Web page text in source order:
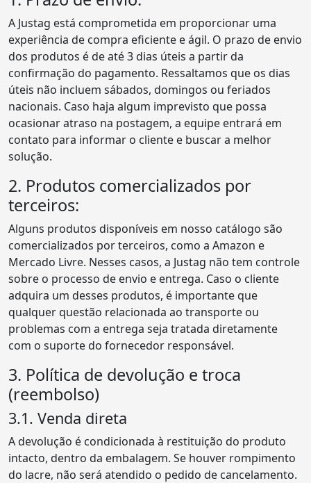
A Justag está comprometida em proporcionar uma
experiência de compra eficiente e ágil. O prazo de envio
dos produtos é de até 3 dias úteis a partir da
confirmação do pagamento. Ressaltamos que os dias
úteis não incluem sábados, domingos ou feriados
nacionais. Caso haja algum imprevisto que possa
ocasionar atraso na postagem, a equipe entrará em
contato para informar o cliente e buscar a melhor
solução.
2. Produtos comercializados por
terceiros:
Alguns produtos disponíveis em nosso catálogo são
comercializados por terceiros, como a Amazon e
Mercado Livre. Nesses casos, a Justag não tem controle
sobre o processo de envio e entrega. Caso o cliente
adquira um desses produtos, é importante que
qualquer questão relacionada ao transporte ou
problemas com a entrega seja tratada diretamente
com o suporte do fornecedor responsável.
3. Política de devolução e troca
(reembolso)
3.1. Venda direta
A devolução é condicionada à restituição do produto
intacto, dentro da embalagem. Se houver rompimento
do lacre, não será atendido o pedido de cancelamento.